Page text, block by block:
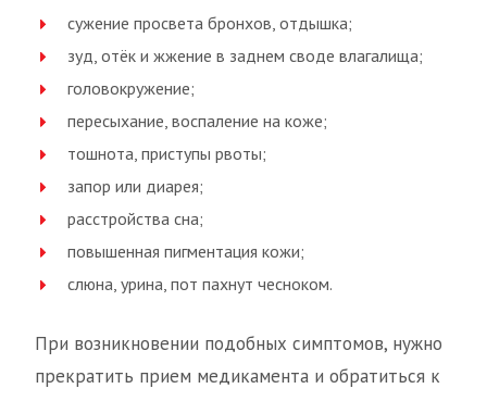
сужение просвета бронхов, отдышка;
зуд, отёк и жжение в заднем своде влагалища;
головокружение;
пересыхание, воспаление на коже;
тошнота, приступы рвоты;
запор или диарея;
расстройства сна;
повышенная пигментация кожи;
слюна, урина, пот пахнут чесноком.
При возникновении подобных симптомов, нужно
прекратить прием медикамента и обратиться к